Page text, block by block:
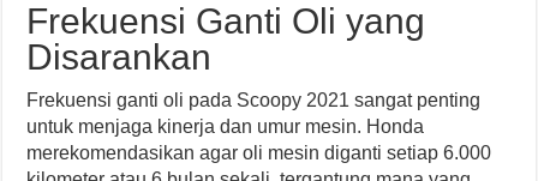
Frekuensi Ganti Oli yang
Disarankan
Frekuensi ganti oli pada Scoopy 2021 sangat penting
untuk menjaga kinerja dan umur mesin. Honda
merekomendasikan agar oli mesin diganti setiap 6.000